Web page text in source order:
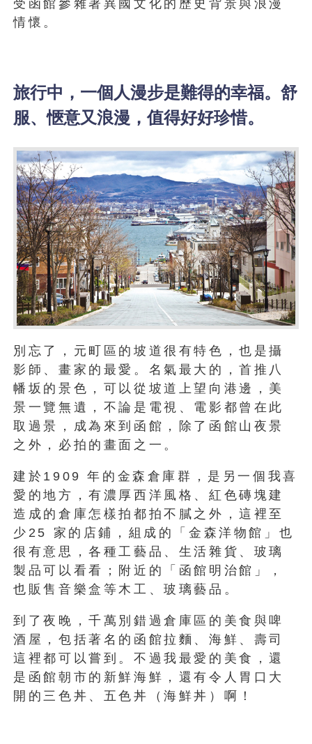
受函館參雜著異國文化的歷史背景與浪漫
情懷。
旅行中，一個人漫步是難得的幸福。舒
服、愜意又浪漫，值得好好珍惜。
別忘了，元町區的坡道很有特色，也是攝
影師、畫家的最愛。名氣最大的，首推八
幡坂的景色，可以從坡道上望向港邊，美
景一覽無遺，不論是電視、電影都曾在此
取過景，成為來到函館，除了函館山夜景
之外，必拍的畫面之一。
建於1909 年的金森倉庫群，是另一個我喜
愛的地方，有濃厚西洋風格、紅色磚塊建
造成的倉庫怎樣拍都拍不膩之外，這裡至
少25 家的店鋪，組成的「金森洋物館」也
很有意思，各種工藝品、生活雜貨、玻璃
製品可以看看；附近的「函館明治館」，
也販售音樂盒等木工、玻璃藝品。
到了夜晚，千萬別錯過倉庫區的美食與啤
酒屋，包括著名的函館拉麵、海鮮、壽司
這裡都可以嘗到。不過我最愛的美食，還
是函館朝市的新鮮海鮮，還有令人胃口大
開的三色丼、五色丼（海鮮丼）啊！